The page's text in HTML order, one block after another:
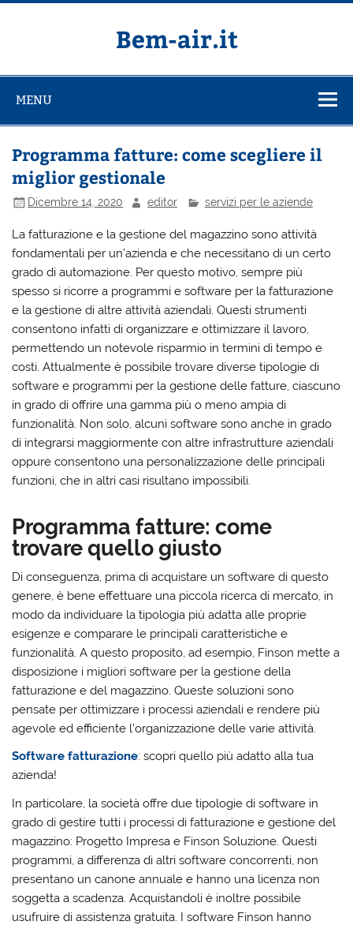
Salta
Bem-air.it
MENU
Programma fatture: come scegliere il
miglior gestionale
Dicembre 14, 2020 editor servizi per le aziende
La fatturazione e la gestione del magazzino sono attività
fondamentali per un’azienda e che necessitano di un certo
grado di automazione. Per questo motivo, sempre più
spesso si ricorre a programmi e software per la fatturazione
e la gestione di altre attività aziendali. Questi strumenti
consentono infatti di organizzare e ottimizzare il lavoro,
permettendo un notevole risparmio in termini di tempo e
costi. Attualmente è possibile trovare diverse tipologie di
software e programmi per la gestione delle fatture, ciascuno
in grado di offrire una gamma più o meno ampia di
funzionalità. Non solo, alcuni software sono anche in grado
di integrarsi maggiormente con altre infrastrutture aziendali
oppure consentono una personalizzazione delle principali
funzioni, che in altri casi risultano impossibili.
Programma fatture: come
trovare quello giusto
Di conseguenza, prima di acquistare un software di questo
genere, è bene effettuare una piccola ricerca di mercato, in
modo da individuare la tipologia più adatta alle proprie
esigenze e comparare le principali caratteristiche e
funzionalità. A questo proposito, ad esempio, Finson mette a
disposizione i migliori software per la gestione della
fatturazione e del magazzino. Queste soluzioni sono
pensate per ottimizzare i processi aziendali e rendere più
agevole ed efficiente l’organizzazione delle varie attività.
Software fatturazione: scopri quello più adatto alla tua
azienda!
In particolare, la società offre due tipologie di software in
grado di gestire tutti i processi di fatturazione e gestione del
magazzino: Progetto Impresa e Finson Soluzione. Questi
programmi, a differenza di altri software concorrenti, non
presentano un canone annuale e hanno una licenza non
soggetta a scadenza. Acquistandoli è inoltre possibile
usufruire di assistenza gratuita. I software Finson hanno